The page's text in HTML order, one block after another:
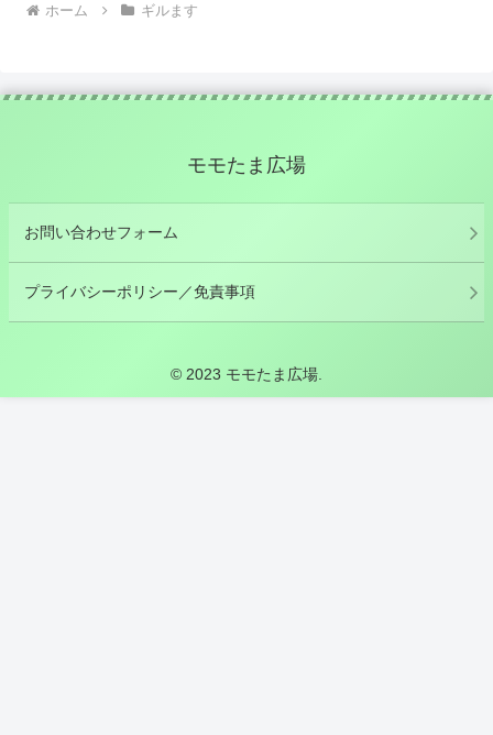
ホーム ギルます
モモたま広場
お問い合わせフォーム
プライバシーポリシー／免責事項
© 2023 モモたま広場.